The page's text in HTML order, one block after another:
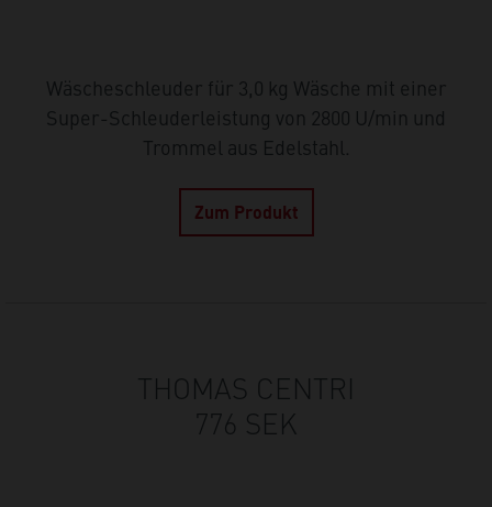
Wäscheschleuder für 3,0 kg Wäsche mit einer
Super-Schleuderleistung von 2800 U/min und
Trommel aus Edelstahl.
Zum Produkt
THOMAS CENTRI
776 SEK